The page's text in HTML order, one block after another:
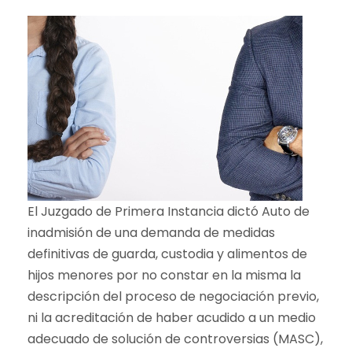
El Juzgado de Primera Instancia dictó Auto de
inadmisión de una demanda de medidas
definitivas de guarda, custodia y alimentos de
hijos menores por no constar en la misma la
descripción del proceso de negociación previo,
ni la acreditación de haber acudido a un medio
adecuado de solución de controversias (MASC),